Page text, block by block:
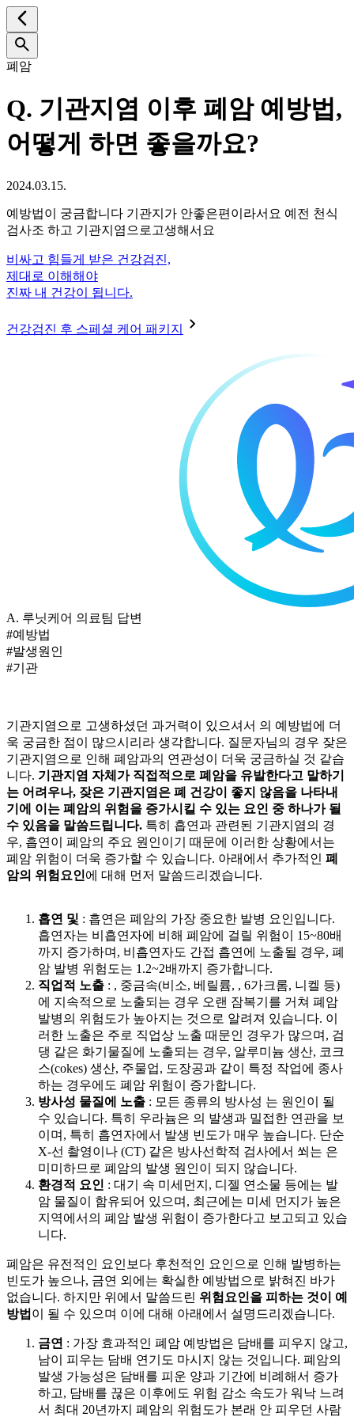
폐암
Q. 기관지염 이후 폐암 예방법,
어떻게 하면 좋을까요?
2024.03.15.
예방법이 궁금합니다 기관지가 안좋은편이라서요 예전 천식
검사조 하고 기관지염으로고생해서요
비싸고 힘들게 받은 건강검진,
제대로 이해해야
진짜 내 건강이 됩니다.
건강검진 후 스페셜 케어 패키지
A. 루닛케어 의료팀 답변
#예방법
#발생원인
#기관
기관지염으로 고생하셨던 과거력이 있으셔서 의 예방법에 더
욱 궁금한 점이 많으시리라 생각합니다. 질문자님의 경우 잦은
기관지염으로 인해 폐암과의 연관성이 더욱 궁금하실 것 같습
니다. 기관지염 자체가 직접적으로 폐암을 유발한다고 말하기
는 어려우나, 잦은 기관지염은 폐 건강이 좋지 않음을 나타내
기에 이는 폐암의 위험을 증가시킬 수 있는 요인 중 하나가 될
수 있음을 말씀드립니다. 특히 흡연과 관련된 기관지염의 경
우, 흡연이 폐암의 주요 원인이기 때문에 이러한 상황에서는
폐암 위험이 더욱 증가할 수 있습니다. 아래에서 추가적인 폐
암의 위험요인에 대해 먼저 말씀드리겠습니다.
흡연 및 : 흡연은 폐암의 가장 중요한 발병 요인입니다.
흡연자는 비흡연자에 비해 폐암에 걸릴 위험이 15~80배
까지 증가하며, 비흡연자도 간접 흡연에 노출될 경우, 폐
암 발병 위험도는 1.2~2배까지 증가합니다.
직업적 노출 : , 중금속(비소, 베릴륨, , 6가크롬, 니켈 등)
에 지속적으로 노출되는 경우 오랜 잠복기를 거쳐 폐암
발병의 위험도가 높아지는 것으로 알려져 있습니다. 이
러한 노출은 주로 직업상 노출 때문인 경우가 많으며, 검
댕 같은 화기물질에 노출되는 경우, 알루미늄 생산, 코크
스(cokes) 생산, 주물업, 도장공과 같이 특정 작업에 종사
하는 경우에도 폐암 위험이 증가합니다.
방사성 물질에 노출 : 모든 종류의 방사성 는 원인이 될
수 있습니다. 특히 우라늄은 의 발생과 밀접한 연관을 보
이며, 특히 흡연자에서 발생 빈도가 매우 높습니다. 단순
X-선 촬영이나 (CT) 같은 방사선학적 검사에서 쐬는 은
미미하므로 폐암의 발생 원인이 되지 않습니다.
환경적 요인 : 대기 속 미세먼지, 디젤 연소물 등에는 발
암 물질이 함유되어 있으며, 최근에는 미세 먼지가 높은
지역에서의 폐암 발생 위험이 증가한다고 보고되고 있습
니다.
폐암은 유전적인 요인보다 후천적인 요인으로 인해 발병하는
빈도가 높으나, 금연 외에는 확실한 예방법으로 밝혀진 바가
없습니다. 하지만 위에서 말씀드린 위험요인을 피하는 것이 예
방법 이 될 수 있으며 이에 대해 아래에서 설명드리겠습니다.
금연 : 가장 효과적인 폐암 예방법은 담배를 피우지 않고,
남이 피우는 담배 연기도 마시지 않는 것입니다. 폐암의
발생 가능성은 담배를 피운 양과 기간에 비례해서 증가
하고, 담배를 끊은 이후에도 위험 감소 속도가 워낙 느려
서 최대 20년까지 폐암의 위험도가 본래 안 피우던 사람